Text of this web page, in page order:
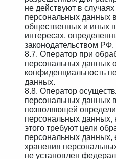
не действуют в
персональных данных
общественных и иных
интересах,
законодательством РФ.
8.7. Оператор при
персональных данных
конфиденциальность
данных.
8.8. Оператор
персональных данных
позволяющей
персональных данных,
этого требуют цели
персональных данных,
хранения
не установлен